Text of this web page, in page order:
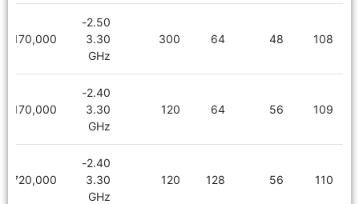
108
48
64
300
2.50-
3.30
GHz
5,170,000
109
56
64
120
2.40-
3.30
GHz
5,170,000
110
56
128
120
2.40-
3.30
GHz
6,720,000